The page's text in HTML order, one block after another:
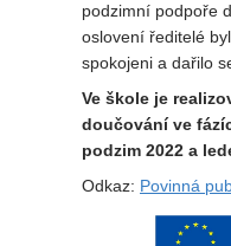
podzimní podpoře
oslovení ředitelé
spokojeni a dařilo
Ve škole je
doučování ve
podzim 2022 a
Odkaz: Povinná